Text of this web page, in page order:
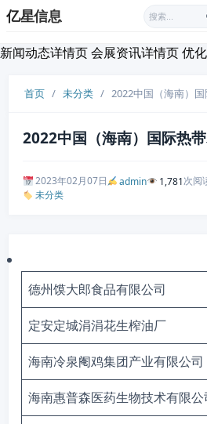
亿星信息
新闻动态详情页 会展资讯详情页 优
首页 / 未分类 / 2022中国（海南）
2022中国（海南）国际热
2023年02月07日 admin 1,781次阅
未分类
德州馍大郎食品有限公司
定安定城涓涓花生榨油厂
海南冷泉阉鸡集团产业有限公司
海南惠普森医药生物技术有限公